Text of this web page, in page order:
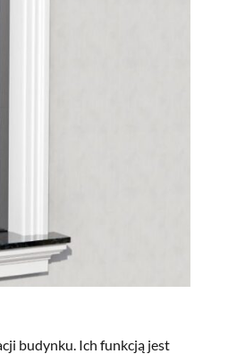
budynku. Ich funkcją jest